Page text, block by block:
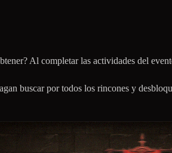
Al completar las actividades del
buscar por todos los rincones y